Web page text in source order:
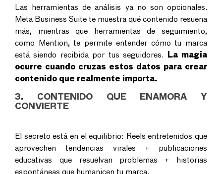
Las herramientas de análisis ya no son opcionales.
Meta Business Suite te muestra qué contenido resuena
más, mientras que herramientas de seguimiento,
como Mention, te permite entender cómo tu marca
está siendo recibida por tus seguidores.
La magia
ocurre cuando cruzas estos datos para crear
contenido que realmente importa.
3. CONTENIDO QUE ENAMORA Y
CONVIERTE
El secreto está en el equilibrio: Reels entretenidos que
aprovechen tendencias virales + publicaciones
educativas que resuelvan problemas + historias
espontáneas que humanicen tu marca.